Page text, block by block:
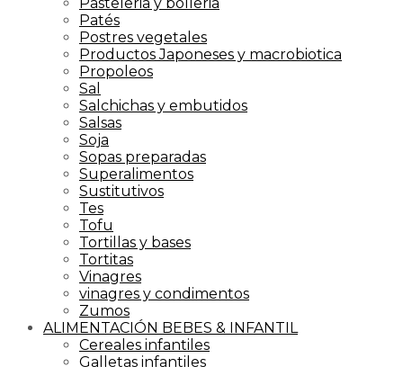
Patés
Postres vegetales
Productos Japoneses y macrobiotica
Propoleos
Sal
Salchichas y embutidos
Salsas
Soja
Sopas preparadas
Superalimentos
Sustitutivos
Tes
Tofu
Tortillas y bases
Tortitas
Vinagres
vinagres y condimentos
Zumos
ALIMENTACIÓN BEBES & INFANTIL
Cereales infantiles
Galletas infantiles